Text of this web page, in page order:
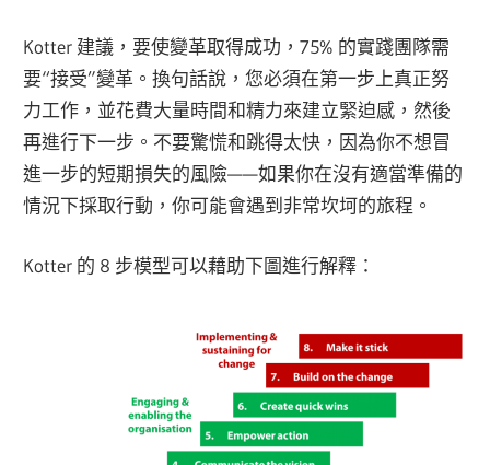
Kotter 建議，要使變革取得成功，75% 的實踐團隊需
要“接受”變革。換句話說，您必須在第一步上真正努
力工作，並花費大量時間和精力來建立緊迫感，然後
再進行下一步。不要驚慌和跳得太快，因為你不想冒
進一步的短期損失的風險——如果你在沒有適當準備的
情況下採取行動，你可能會遇到非常坎坷的旅程。
Kotter 的 8 步模型可以藉助下圖進行解釋：